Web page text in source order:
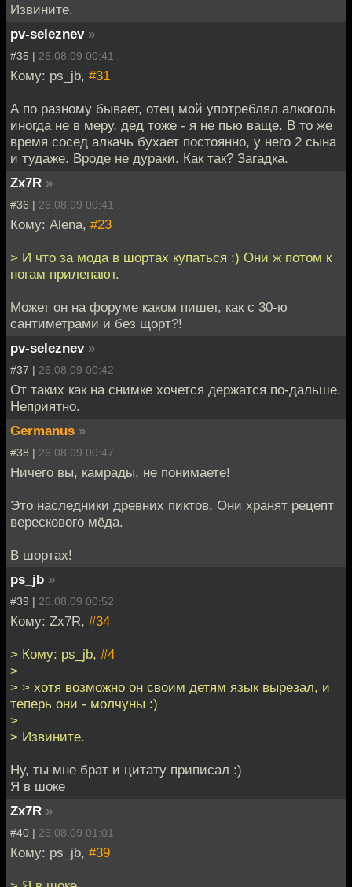
Извините.
pv-seleznev »
#35 | 26.08.09 00:41
Кому: ps_jb, #31
А по разному бывает, отец мой употреблял алкоголь
иногда не в меру, дед тоже - я не пью ваще. В то же
время сосед алкачь бухает постоянно, у него 2 сына
и тудаже. Вроде не дураки. Как так? Загадка.
Zx7R »
#36 | 26.08.09 00:41
Кому: Alena, #23
> И что за мода в шортах купаться :) Они ж потом к
ногам прилепают.
Может он на форуме каком пишет, как с 30-ю
сантиметрами и без щорт?!
pv-seleznev »
#37 | 26.08.09 00:42
От таких как на снимке хочется держатся по-дальше.
Неприятно.
Germanus »
#38 | 26.08.09 00:47
Ничего вы, камрады, не понимаете!
Это наследники древних пиктов. Они хранят рецепт
верескового мёда.
В шортах!
ps_jb »
#39 | 26.08.09 00:52
Кому: Zx7R, #34
> Кому: ps_jb, #4
>
> > хотя возможно он своим детям язык вырезал, и
теперь они - молчуны :)
>
> Извините.
Ну, ты мне брат и цитату приписал :)
Я в шоке
Zx7R »
#40 | 26.08.09 01:01
Кому: ps_jb, #39